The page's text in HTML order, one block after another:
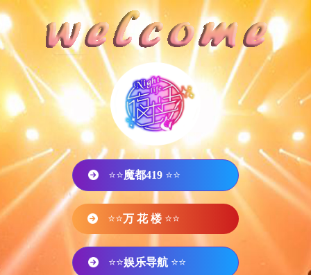
⭐⭐魔都419 ⭐⭐
⭐⭐万 花 楼 ⭐⭐
⭐⭐娱乐导航 ⭐⭐